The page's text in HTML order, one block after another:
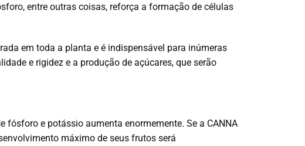
entre outras coisas, reforça a formação de células
em toda a planta e é indispensável para inúmeras
e rigidez e a produção de açúcares, que serão
fósforo e potássio aumenta enormemente. Se a CANNA
máximo de seus frutos será